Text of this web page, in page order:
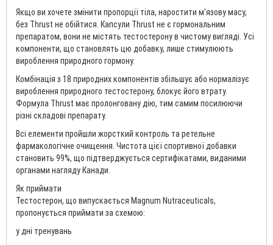
Якщо ви хочете змінити пропорції тіла, наростити м'язову масу,
без Thrust не обійтися. Капсули Thrust не є гормональним
препаратом, вони не містять тестостерону в чистому вигляді. Усі
компоненти, що становлять цю добавку, лише стимулюють
вироблення природного гормону.
Комбінація з 18 природних компонентів збільшує або нормалізує
вироблення природного тестостерону, блокує його втрату.
Формула Thrust має пролонговану дію, тим самим посилюючи
різні складові препарату.
Всі елементи пройшли жорсткий контроль та ретельне
фармакологічне очищення. Чистота цієї спортивної добавки
становить 99%, що підтверджується сертифікатами, виданими
органами нагляду Канади.
Як приймати
Тестостерон, що випускається Magnum Nutraceuticals,
пропонується приймати за схемою:
у дні тренувань